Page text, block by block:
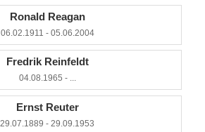
Ronald Reagan
06.02.1911 - 05.06.2004
Fredrik Reinfeldt
04.08.1965 - ...
Ernst Reuter
29.07.1889 - 29.09.1953